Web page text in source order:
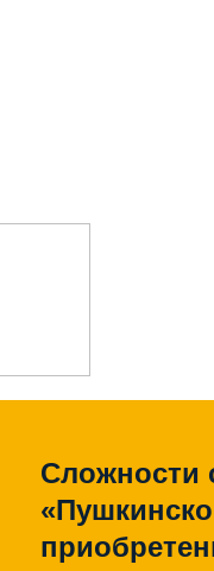
Сложности